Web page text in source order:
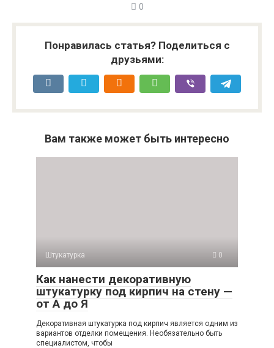
0
Понравилась статья? Поделиться с
друзьями:
Вам также может быть интересно
Штукатурка 0
Как нанести декоративную
штукатурку под кирпич на стену —
от А до Я
Декоративная штукатурка под кирпич является одним из
вариантов отделки помещения. Необязательно быть
специалистом, чтобы